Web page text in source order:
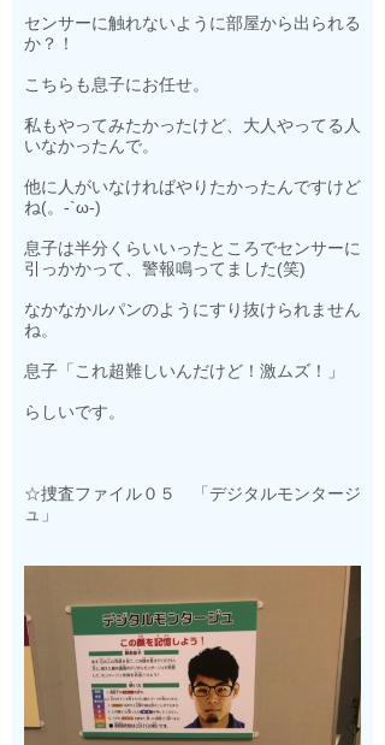
センサーに触れないように部屋から出られる
か？！
こちらも息子にお任せ。
私もやってみたかったけど、大人やってる人
いなかったんで。
他に人がいなければやりたかったんですけど
ね(。-`ω-)
息子は半分くらいいったところでセンサーに
引っかかって、警報鳴ってました(笑)
なかなかルパンのようにすり抜けられません
ね。
息子「これ超難しいんだけど！激ムズ！」
らしいです。
☆捜査ファイル０５ 「デジタルモンタージ
ュ」